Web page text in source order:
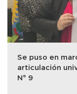
Se puso en
articulación
N° 9